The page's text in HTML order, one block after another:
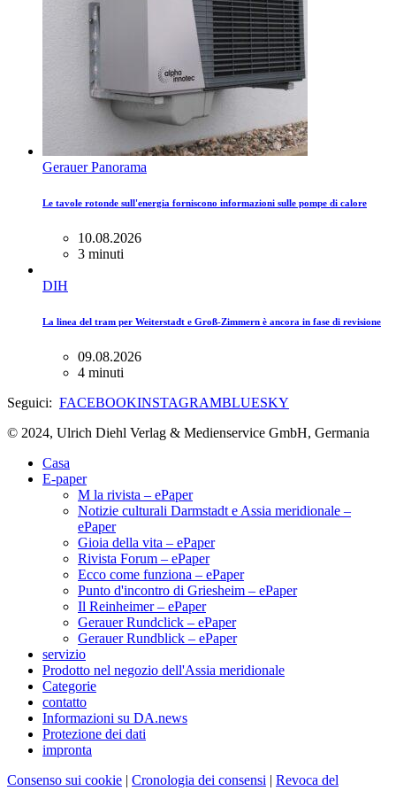
Gerauer Panorama
Le tavole rotonde sull'energia forniscono informazioni sulle pompe di calore
10.08.2026
3 minuti
DIH
La linea del tram per Weiterstadt e Groß-Zimmern è ancora in fase di revisione
09.08.2026
4 minuti
Seguici: FACEBOOKINSTAGRAMBLUESKY
© 2024, Ulrich Diehl Verlag & Medienservice GmbH, Germania
Casa
E-paper
M la rivista – ePaper
Notizie culturali Darmstadt e Assia meridionale –
ePaper
Gioia della vita – ePaper
Rivista Forum – ePaper
Ecco come funziona – ePaper
Punto d'incontro di Griesheim – ePaper
Il Reinheimer – ePaper
Gerauer Rundclick – ePaper
Gerauer Rundblick – ePaper
servizio
Prodotto nel negozio dell'Assia meridionale
Categorie
contatto
Informazioni su DA.news
Protezione dei dati
impronta
Consenso sui cookie | Cronologia dei consensi | Revoca del